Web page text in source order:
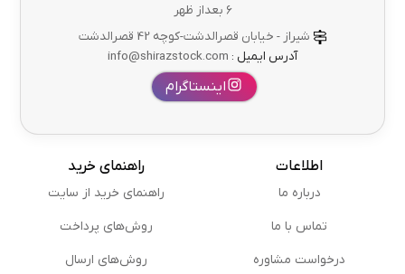
۶ بعداز ظهر
شیراز - خیابان قصرالدشت-کوچه 42 قصرالدشت
آدرس ایمیل :
اینستاگرام
اطلاعات
درباره ما
تماس با ما
درخواست مشاوره
راهنمای خرید
راهنمای خرید از سایت
روش‌های پرداخت
روش‌های ارسال